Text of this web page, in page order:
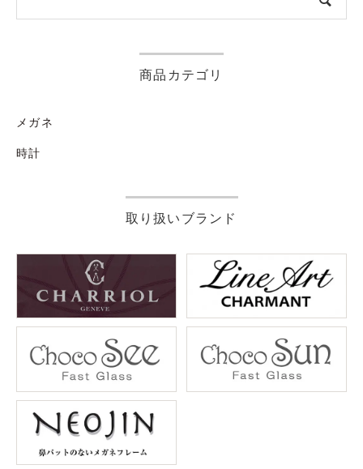
商品カテゴリ
メガネ
時計
取り扱いブランド